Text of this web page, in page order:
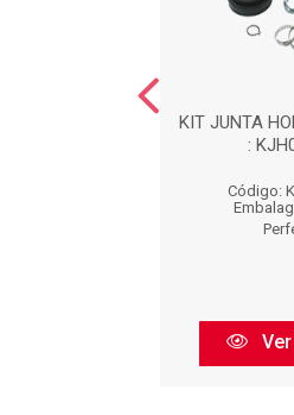
KIT JUNTA
:
Código: